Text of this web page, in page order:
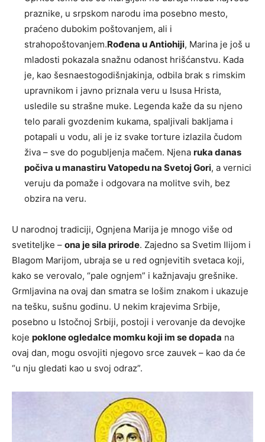
praznike, u srpskom narodu ima posebno mesto,
praćeno dubokim poštovanjem, ali i
strahopoštovanjem.Rođena u Antiohiji, Marina je još u
mladosti pokazala snažnu odanost hrišćanstvu. Kada
je, kao šesnaestogodišnjakinja, odbila brak s rimskim
upravnikom i javno priznala veru u Isusa Hrista,
usledile su strašne muke. Legenda kaže da su njeno
telo parali gvozdenim kukama, spaljivali bakljama i
potapali u vodu, ali je iz svake torture izlazila čudom
živa – sve do pogubljenja mačem. Njena ruka danas
počiva u manastiru Vatopedu na Svetoj Gori, a vernici
veruju da pomaže i odgovara na molitve svih, bez
obzira na veru.
U narodnoj tradiciji, Ognjena Marija je mnogo više od
svetiteljke – ona je sila prirode. Zajedno sa Svetim Ilijom i
Blagom Marijom, ubraja se u red ognjevitih svetaca koji,
kako se verovalo, “pale ognjem” i kažnjavaju grešnike.
Grmljavina na ovaj dan smatra se lošim znakom i ukazuje
na tešku, sušnu godinu. U nekim krajevima Srbije,
posebno u Istočnoj Srbiji, postoji i verovanje da devojke
koje poklone ogledalce momku koji im se dopada na
ovaj dan, mogu osvojiti njegovo srce zauvek – kao da će
“u nju gledati kao u svoj odraz”.